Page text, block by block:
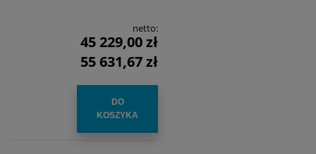
netto:
45 229,00 zł
55 631,67 zł
DO
KOSZYKA